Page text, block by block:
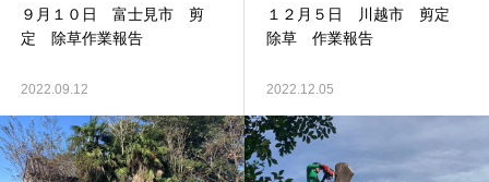
９月１０日 富士見市 剪
定 除草作業報告
2022.09.12
１２月５日 川越市 剪定
除草 作業報告
2022.12.05